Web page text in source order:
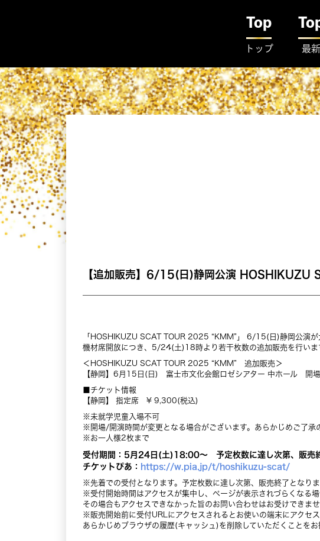
Top
トップ 最
【追加販売】6/15(日)静岡公演 HOSHIKUZU
「HOSHIKUZU SCAT TOUR 2025 “KMM”」 6/15(日)静岡公演が
機材席開放につき、5/24(土)18時より若干枚数の追加販売を行いま
＜HOSHIKUZU SCAT TOUR 2025 “KMM” 追加販売＞
【静岡】6月15日(日) 富士市文化会館ロゼシアター 中ホール
■チケット情報
【静岡】 指定席 ¥ 9,300(税込)
※未就学児童入場不可
※開場/開演時間が変更となる場合がございます。あらかじめご了承
※お一人様2枚まで
受付期間：5月24日(土)18:00～ 予定枚数に達し次第、販売
チケットぴあ： https://w.pia.jp/t/hoshikuzu-scat/
※先着での受付となります。予定枚数に達し次第、販売終了となり
※受付開始時間はアクセスが集中し、ページが表示されづらくなる場
その場合もアクセスできなかった旨のお問い合わせはお受けできま
※販売開始前に受付URLにアクセスされるとお使いの端末にアクセス
あらかじめブラウザの履歴(キャッシュ)を削除していただくことをお